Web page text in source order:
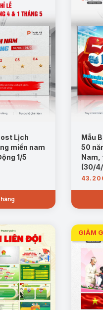
sử của công trình này.
kế mang đậm dấu ấn văn
Lịch
miền nam
1/5
Mẫu
50
Nam,
(30/